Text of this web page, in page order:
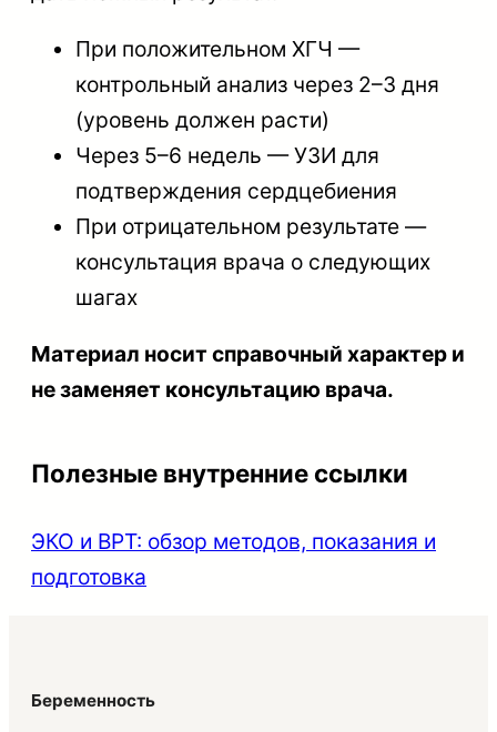
При положительном ХГЧ —
контрольный анализ через 2–3 дня
(уровень должен расти)
Через 5–6 недель — УЗИ для
подтверждения сердцебиения
При отрицательном результате —
консультация врача о следующих
шагах
Материал носит справочный характер и
не заменяет консультацию врача.
Полезные внутренние ссылки
ЭКО и ВРТ: обзор методов, показания и
подготовка
Беременность